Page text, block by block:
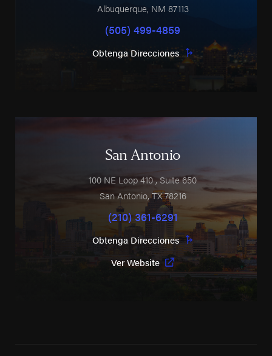
Albuquerque, NM 87113
(505) 499-4859
Obtenga Direcciones
San Antonio
100 NE Loop 410, Suite 650
San Antonio,TX78216
(210) 361-6291
Obtenga Direcciones
Ver Website